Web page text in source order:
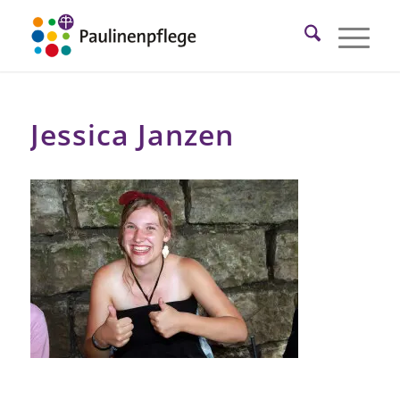
Jessica Janzen